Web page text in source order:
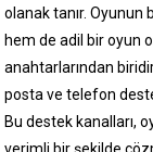
olanak tanır. Oyunun
hem de adil bir oyun
anahtarlarından
posta ve telefon
Bu destek kanalları,